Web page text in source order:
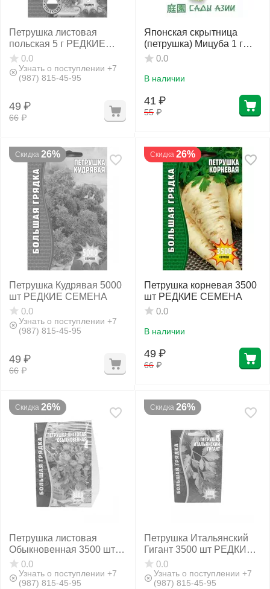
Фитолампы
Петрушка листовая
польская 5 г РЕДКИЕ
СЕМЕНА
0.0
Узнать о поступлении +7
(987) 815-45-95
66 ₽
49 ₽
Японская скрытница
(петрушка) Мицуба 1 г
Сады Азии
0.0
В наличии
55 ₽
41 ₽
Скидка 26%
Петрушка Кудрявая 5000
шт РЕДКИЕ СЕМЕНА
0.0
Узнать о поступлении +7
(987) 815-45-95
66 ₽
49 ₽
Скидка 26%
Петрушка корневая 3500
шт РЕДКИЕ СЕМЕНА
0.0
В наличии
66 ₽
49 ₽
Скидка 26%
Петрушка листовая
Обыкновенная 3500 шт
РЕДКИЕ СЕМЕНА
0.0
Узнать о поступлении +7
(987) 815-45-95
Скидка 26%
Петрушка Итальянский
Гигант 3500 шт РЕДКИЕ
СЕМЕНА
0.0
Узнать о поступлении +7
(987) 815-45-95